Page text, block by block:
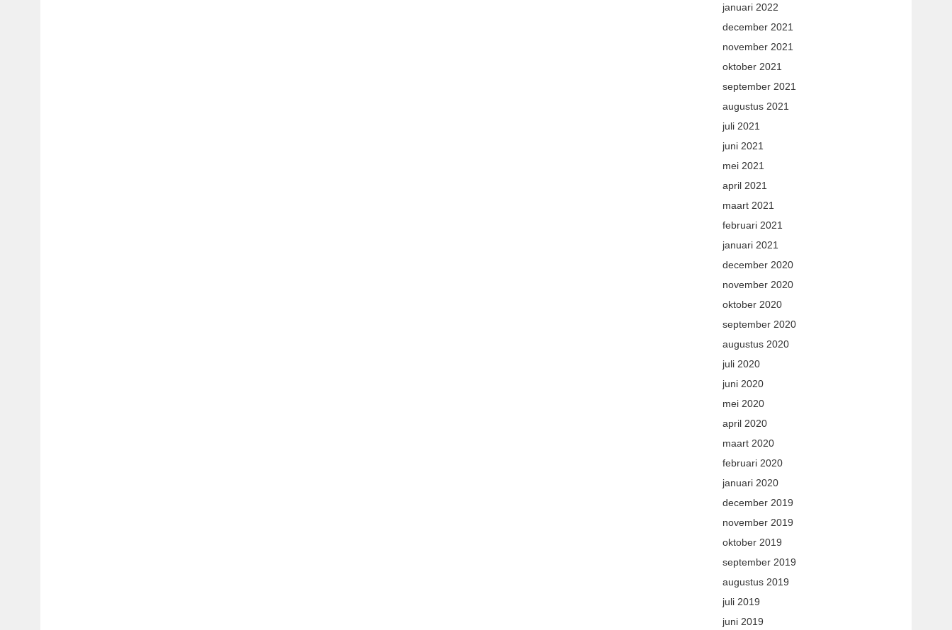
januari 2022
december 2021
november 2021
oktober 2021
september 2021
augustus 2021
juli 2021
juni 2021
mei 2021
april 2021
maart 2021
februari 2021
januari 2021
december 2020
november 2020
oktober 2020
september 2020
augustus 2020
juli 2020
juni 2020
mei 2020
april 2020
maart 2020
februari 2020
januari 2020
december 2019
november 2019
oktober 2019
september 2019
augustus 2019
juli 2019
juni 2019